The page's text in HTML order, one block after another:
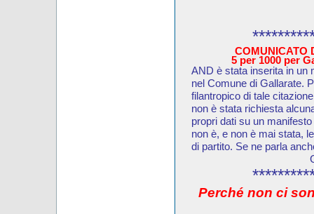
COMUNICATO
5 per 1000 per
AND è stata inserita in un
nel Comune di Gallarate.
filantropico di tale
non è stata richiesta
propri dati su un
non è, e non è mai stata,
di partito. Se ne parla
Perché non ci